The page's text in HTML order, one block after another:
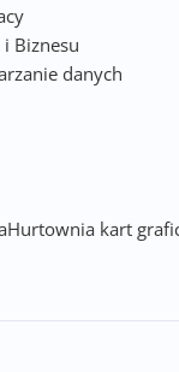
Biznesu
danych
Hurtownia kart